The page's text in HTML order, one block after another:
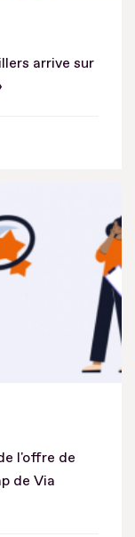
arrive sur
l'offre de
de Via